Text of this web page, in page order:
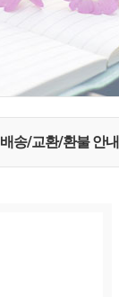
배송/교환/환불 안내